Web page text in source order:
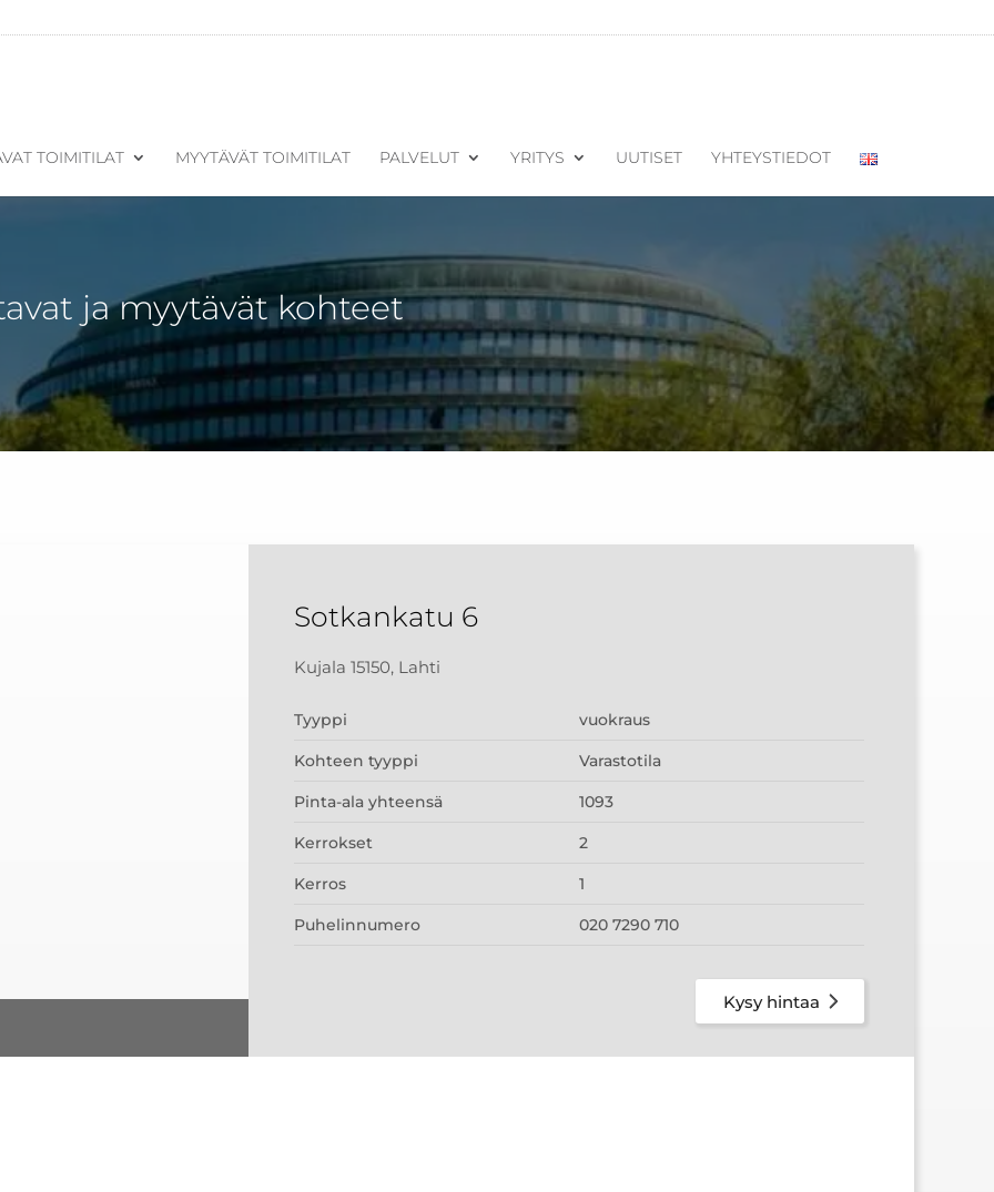
TOIMITILAT MYYTÄVÄT TOIMITILAT PALVELUT YRITYS UUTISET YHTEYSTIEDOT
ja myytävät kohteet
Sotkankatu 6
Kujala 15150, Lahti
Tyyppi vuokraus
Kohteen tyyppi Varastotila
Pinta-ala yhteensä 1093
Kerrokset 2
Kerros 1
Puhelinnumero 020 7290 710
Kysy hintaa